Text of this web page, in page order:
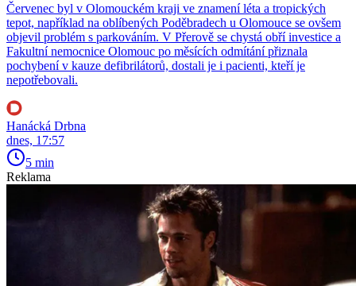
Červenec byl v Olomouckém kraji ve znamení léta a tropických
tepot, například na oblíbených Poděbradech u Olomouce se ovšem
objevil problém s parkováním. V Přerově se chystá obří investice a
Fakultní nemocnice Olomouc po měsících odmítání přiznala
pochybení v kauze defibrilátorů, dostali je i pacienti, kteří je
nepotřebovali.
Hanácká Drbna
dnes, 17:57
5 min
Reklama